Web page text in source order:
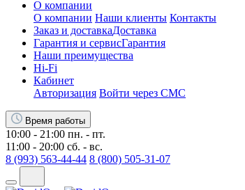
О компании
О компании Наши клиенты Контакты
Заказ и доставкаДоставка
Гарантия и сервисГарантия
Наши преимущества
Hi-Fi
Кабинет
Авторизация Войти через СМС
Время работы
10:00 - 21:00 пн. - пт.
11:00 - 20:00 сб. - вс.
8 (993) 563-44-44 8 (800) 505-31-07